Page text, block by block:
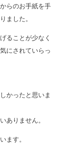
らのお手紙を手
ました。
ることが少なく
にされていらっ
かったと思いま
ありません。
ます。